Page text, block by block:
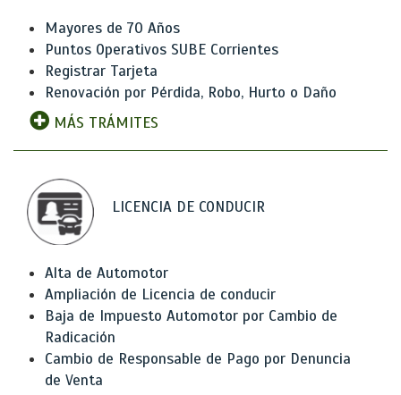
Mayores de 70 Años
Puntos Operativos SUBE Corrientes
Registrar Tarjeta
Renovación por Pérdida, Robo, Hurto o Daño
MÁS TRÁMITES
LICENCIA DE CONDUCIR
Alta de Automotor
Ampliación de Licencia de conducir
Baja de Impuesto Automotor por Cambio de
Radicación
Cambio de Responsable de Pago por Denuncia
de Venta